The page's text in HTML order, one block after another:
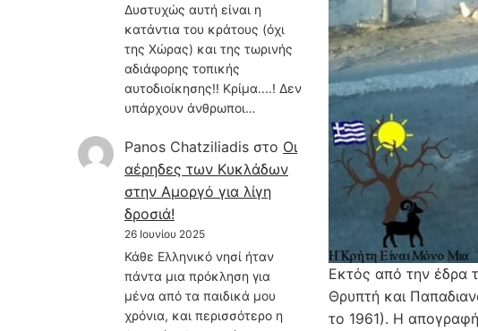
Δυστυχώς αυτή είναι η
κατάντια του κράτους (όχι
της Χώρας) και της τωρινής
αδιάφορης τοπικής
αυτοδιοίκησης!! Κρίμα....! Δεν
υπάρχουν άνθρωποι…
Panos Chatziliadis στο Οι
αέρηδες των Κυκλάδων
στην Αμοργό για λίγη
δροσιά!
26 Ιουνίου 2025
Κάθε Ελληνικό νησί ήταν
πάντα μια πρόκληση για
μένα από τα παιδικά μου
χρόνια, και περισσότερο η
Εκτός από την έδρα
Θρυπτή και
το 1961). Η